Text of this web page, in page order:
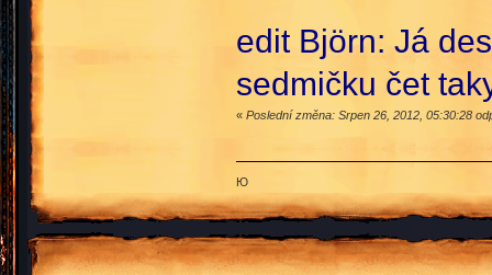
edit Björn: Já
sedmičku čet
« Poslední změna: Srpen 26, 2012, 05:30:28
Ю